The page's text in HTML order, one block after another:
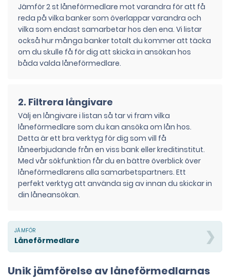
Jämför 2 st låneförmedlare mot varandra för att få
reda på vilka banker som överlappar varandra och
vilka som endast samarbetar hos den ena. Vi listar
också hur många banker totalt du kommer att täcka
om du skulle få för dig att skicka in ansökan hos
båda valda låneförmedlare.
2. Filtrera långivare
Välj en långivare i listan så tar vi fram vilka
låneförmedlare som du kan ansöka om lån hos.
Detta är ett bra verktyg för dig som vill få
låneerbjudande från en viss bank eller kreditinstitut.
Med vår sökfunktion får du en bättre överblick över
låneförmedlarens alla samarbetspartners. Ett
perfekt verktyg att använda sig av innan du skickar in
din låneansökan.
Låneförmedlare
Unik jämförelse av låneförmedlarnas